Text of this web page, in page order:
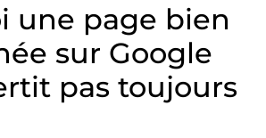
une page bien
sur Google
pas toujours